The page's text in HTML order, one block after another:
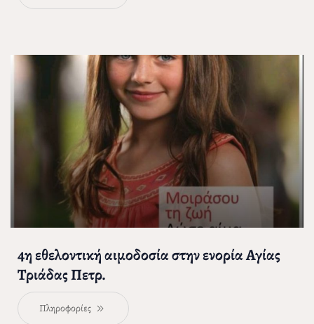
4η εθελοντική αιμοδοσία στην ενορία Αγίας
Τριάδας Πετρ.
Πληροφορίες